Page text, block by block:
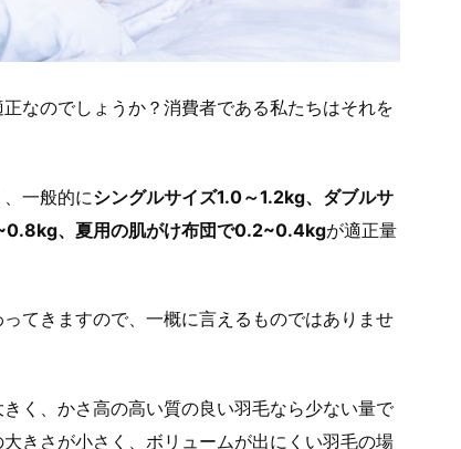
なのでしょうか？消費者である私たちはそれを
一般的にシングルサイズ1.0～1.2kg、ダブルサ
、夏用の肌がけ布団で0.2~0.4kgが適正量
てきますので、一概に言えるものではありませ
く、かさ高の高い質の良い羽毛なら少ない量で
きさが小さく、ボリュームが出にくい羽毛の場